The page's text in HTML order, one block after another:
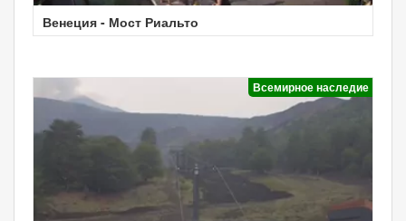
Венеция - Мост Риальто
Всемирное наследие